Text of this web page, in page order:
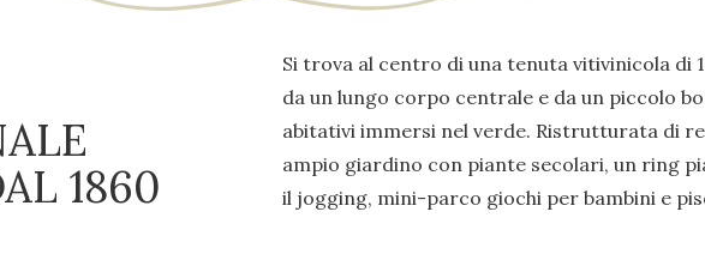
1860
Si trova al centro di una tenuta vitivinicola di
da un lungo corpo centrale e da un piccolo
abitativi immersi nel verde. Ristrutturata di
ampio giardino con piante secolari, un ring
il jogging, mini-parco giochi per bambini e